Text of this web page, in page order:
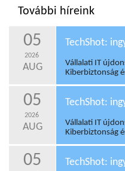
További híreink
05
2026
AUG
TechShot:
Vállalati IT
Kiberbiztonság
05
2026
AUG
TechShot:
Vállalati IT
Kiberbiztonság
05 TechShot: